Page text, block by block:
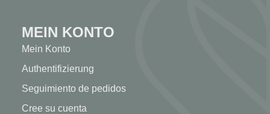
MEIN KONTO
Mein Konto
Authentifizierung
Seguimiento de pedidos
Cree su cuenta